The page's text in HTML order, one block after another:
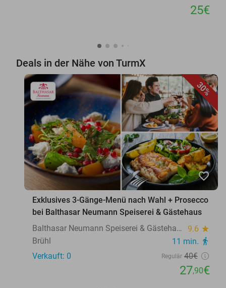
25€
Deals in der Nähe von TurmX
30%
favorite_border
Exklusives 3-Gänge-Menü nach Wahl + Prosecco
bei Balthasar Neumann Speiserei & Gästehaus
Balthasar Neumann Speiserei & Gästehaus
9.6 star
Brühl 11 min. directions_walk
Verkauft: 0 Regulär 40€
27,90€